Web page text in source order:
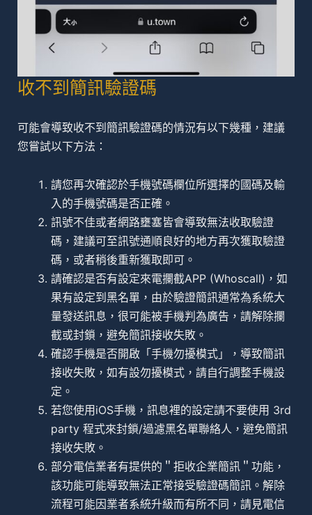
收不到簡訊驗證碼
可能會導致收不到簡訊驗證碼的情況有以下幾種，建議
您嘗試以下方法：
請您再次確認於手機號碼欄位所選擇的國碼及輸
入的手機號碼是否正確。
訊號不佳或者網路壅塞皆會導致無法收取驗證
碼，建議可至訊號通順良好的地方再次獲取驗證
碼，或者稍後重新獲取即可。
請確認是否有設定來電攔截APP (Whoscall)，如
果有設定到黑名單，由於驗證簡訊通常為系統大
量發送訊息，很可能被手機判為廣告，請解除攔
截或封鎖，避免簡訊接收失敗。
確認手機是否開啟「手機勿擾模式」，導致簡訊
接收失敗，如有設勿擾模式，請自行調整手機設
定。
若您使用iOS手機，訊息裡的設定請不要使用 3rd
party 程式來封鎖/過濾黑名單聯絡人，避免簡訊
接收失敗。
部分電信業者有提供的＂拒收企業簡訊＂功能，
該功能可能導致無法正常接受驗證碼簡訊。解除
流程可能因業者系統升級而有所不同，請見電信